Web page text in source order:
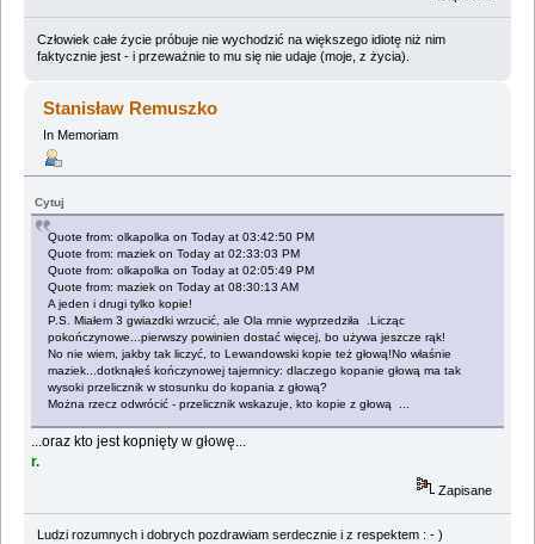
Człowiek całe życie próbuje nie wychodzić na większego idiotę niż nim
faktycznie jest - i przeważnie to mu się nie udaje (moje, z życia).
Stanisław Remuszko
In Memoriam
Cytuj
Quote from: olkapolka on Today at 03:42:50 PM
Quote from: maziek on Today at 02:33:03 PM
Quote from: olkapolka on Today at 02:05:49 PM
Quote from: maziek on Today at 08:30:13 AM
A jeden i drugi tylko kopie!
P.S. Miałem 3 gwiazdki wrzucić, ale Ola mnie wyprzedziła .Licząc
pokończynowe...pierwszy powinien dostać więcej, bo używa jeszcze rąk!
No nie wiem, jakby tak liczyć, to Lewandowski kopie też głową!No właśnie
maziek...dotknąłeś kończynowej tajemnicy: dlaczego kopanie głową ma tak
wysoki przelicznik w stosunku do kopania z głową?
Można rzecz odwrócić - przelicznik wskazuje, kto kopie z głową ...
...oraz kto jest kopnięty w głowę...
r.
Zapisane
Ludzi rozumnych i dobrych pozdrawiam serdecznie i z respektem : - )